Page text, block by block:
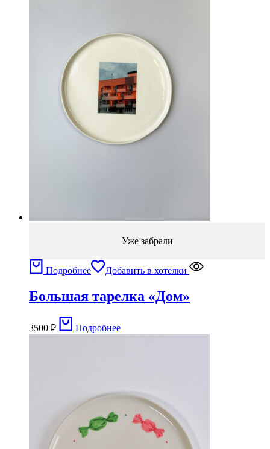
Уже забрали
Подробнее Добавить в хотелки
Большая тарелка «Дом»
3500 ₽ Подробнее